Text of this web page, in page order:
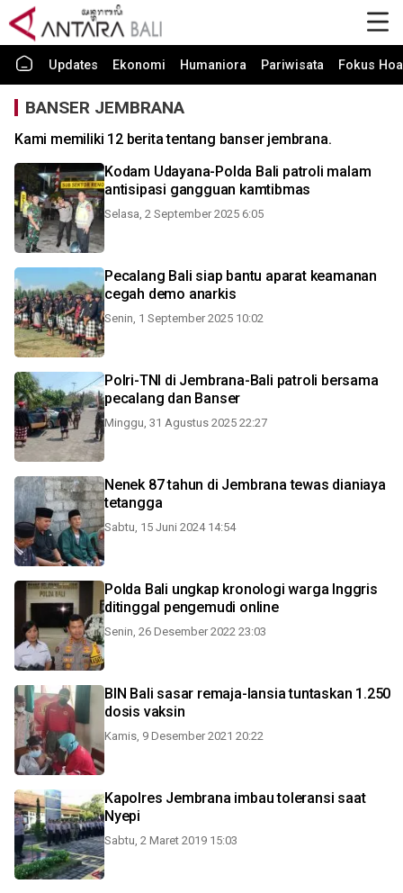
Updates Ekonomi Humaniora Pariwisata Fokus
BANSER JEMBRANA
Kami memiliki 12 berita tentang banser jembrana.
Kodam Udayana-Polda Bali patroli malam
antisipasi gangguan kamtibmas
Selasa, 2 September 2025 6:05
Pecalang Bali siap bantu aparat keamanan
cegah demo anarkis
Senin, 1 September 2025 10:02
Polri-TNI di Jembrana-Bali patroli bersama
pecalang dan Banser
Minggu, 31 Agustus 2025 22:27
Nenek 87 tahun di Jembrana tewas dianiaya
tetangga
Sabtu, 15 Juni 2024 14:54
Polda Bali ungkap kronologi warga Inggris
ditinggal pengemudi online
Senin, 26 Desember 2022 23:03
BIN Bali sasar remaja-lansia tuntaskan 1.250
dosis vaksin
Kamis, 9 Desember 2021 20:22
Kapolres Jembrana imbau toleransi saat
Nyepi
Sabtu, 2 Maret 2019 15:03